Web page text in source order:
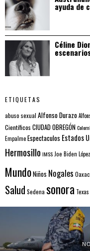
ayuda de
Céline
ETIQUETAS
abuso sexual Alfonso Durazo
Científicos CIUDAD OBREGÓN
EmpalmeEspectaculos Estados
Hermosillo IMSS Joe Biden
MundoNiños Nogales
Salud Sedena sonora Texas